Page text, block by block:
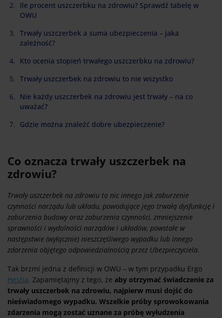
Ile procent uszczerbku na zdrowiu? Sprawdź tabelę w
OWU
Trwały uszczerbek a suma ubezpieczenia – jaka
zależność?
Kto ocenia stopień trwałego uszczerbku na zdrowiu?
Trwały uszczerbek na zdrowiu to nie wszystko
Nie każdy uszczerbek na zdrowiu jest trwały – na co
uważać?
Gdzie można znaleźć dobre ubezpieczenie?
Co oznacza trwały uszczerbek na
zdrowiu?
Trwały uszczerbek na zdrowiu to nic innego jak zaburzenie
czynności narządu lub układu, powodujące jego trwałą dysfunkcję i
zaburzenia budowy oraz zaburzenia czynności, zmniejszenie
sprawności i wydolności narządów i układów, powstałe w
następstwie (wyłącznie) nieszczęśliwego wypadku lub innego
zdarzenia objętego odpowiedzialnością przez Ubezpieczyciela.
Tak brzmi jedna z definicji w OWU – w tym przypadku Ergo
Hestia. Zapamiętajmy z tego, że aby otrzymać świadczenie za
trwały uszczerbek na zdrowiu, najpierw musi dojść do
nieświadomego wypadku. Wszelkie próby sprowokowania
zdarzenia mogą zostać uznane za próbę wyłudzenia